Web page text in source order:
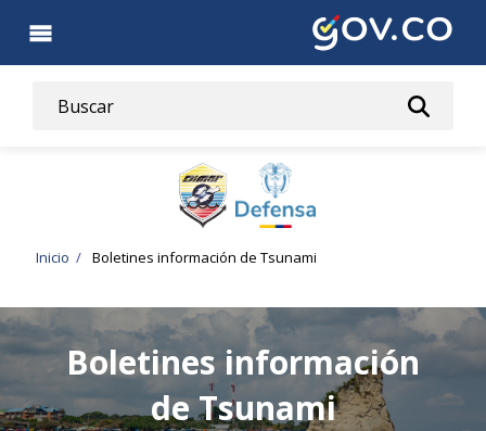
contenido
Ruta
de
navegación
Inicio Boletines información de Tsunami
Boletines información
de Tsunami